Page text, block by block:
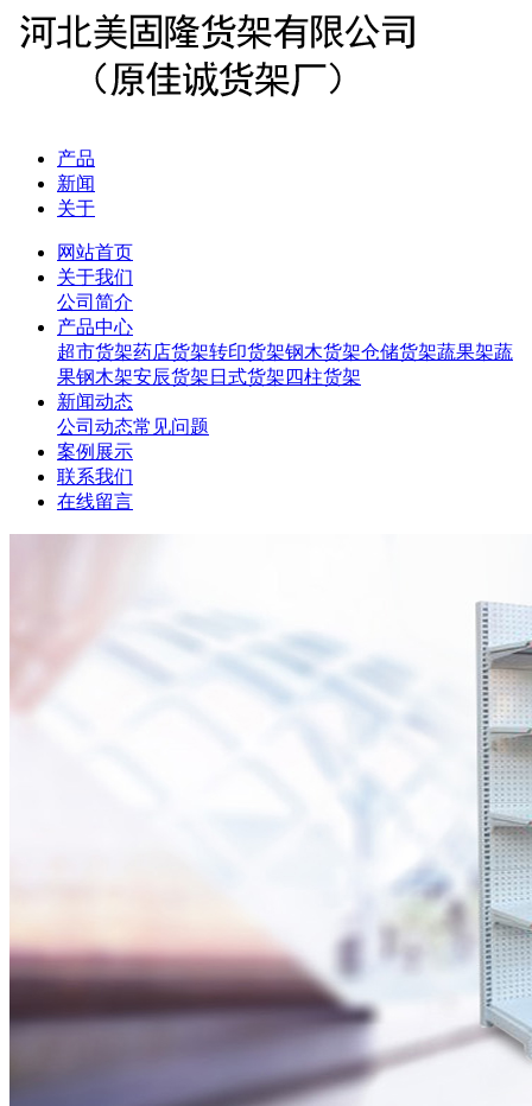
产品
新闻
关于
网站首页
关于我们
公司简介
产品中心
超市货架药店货架转印货架钢木货架仓储货架蔬果架蔬
果钢木架安辰货架 日式货架 四柱货架
新闻动态
公司动态常见问题
案例展示
联系我们
在线留言